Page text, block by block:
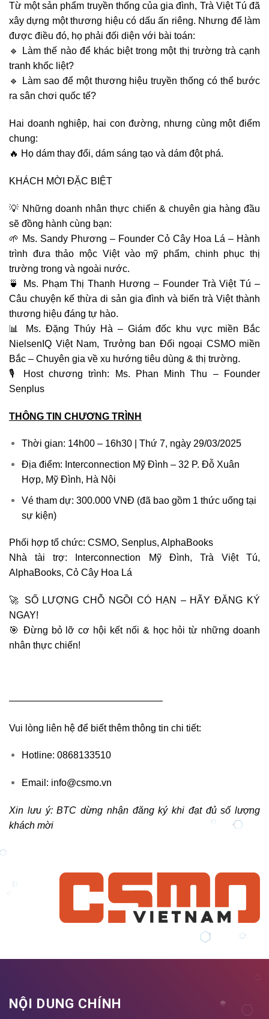
Từ một sản phẩm truyền thống của gia đình, Trà Việt Tú đã
xây dựng một thương hiệu có dấu ấn riêng. Nhưng để làm
được điều đó, họ phải đối diện với bài toán:
🔹
Làm thế nào để khác biệt trong một thị trường trà cạnh
tranh khốc liệt?
🔹
Làm sao để một thương hiệu truyền thống có thể bước
ra sân chơi quốc tế?
Hai doanh nghiệp, hai con đường, nhưng cùng một điểm
chung:
🔥 Họ dám thay đổi, dám sáng tạo và dám đột phá.
KHÁCH MỜI ĐẶC BIỆT
💡 Những doanh nhân thực chiến & chuyên gia hàng đầu
sẽ đồng hành cùng bạn:
🌱 Ms. Sandy Phương – Founder Cỏ Cây Hoa Lá – Hành
trình đưathảo mộc Việt vào mỹ phẩm, chinh phục thị
trường trong và ngoài nước.
🍵
Ms. Phạm Thị Thanh Hương – Founder Trà Việt Tú –
Câu chuyện kế thừa di sản gia đình và biến trà Việt thành
thương hiệu đáng tự hào.
📊
Ms. Đặng Thúy Hà – Giám đốc khu vực miền Bắc
NielsenIQ Việt Nam, Trưởng ban Đối ngoại CSMO miền
Bắc – Chuyên gia về xu hướng tiêu dùng & thị trường.
🎙
Host chương trình: Ms. Phan Minh Thu – Founder
Senplus
THÔNG TIN CHƯƠNG TRÌNH
Thời gian: 14h00 – 16h30 | Thứ 7, ngày 29/03/2025
Địa điểm: Interconnection Mỹ Đình – 32 P. Đỗ Xuân
Hợp, Mỹ Đình, Hà Nội
Vé tham dự: 300.000 VNĐ (đã bao gồm 1 thức uống tại
sự kiện)
Phối hợp tổ chức: CSMO, Senplus, AlphaBooks
Nhà tài trợ: Interconnection Mỹ Đình, Trà Việt Tú,
AlphaBooks, Cỏ Cây Hoa Lá
🚀 SỐ LƯỢNG CHỖ NGỒI CÓ HẠN – HÃY ĐĂNG KÝ
NGAY!
🎯 Đừng bỏ lỡ cơ hội kết nối & học hỏi từ những doanh
nhân thực chiến!
————————————————
Vui lòng liên hệ để biết thêm thông tin chi tiết:
Hotline: 0868133510
Email: info@csmo.vn
Xin lưu ý: BTC dừng nhận đăng ký khi đạt đủ số lượng
khách mời
NỘI DUNG CHÍNH